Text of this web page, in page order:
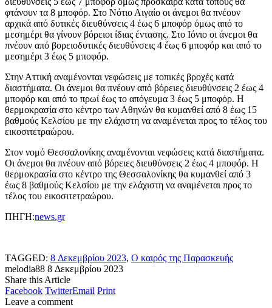
φτάνουν τα 8 μποφόρ. Στο Νότιο Αιγαίο οι άνεμοι θα πνέουν
αρχικά από δυτικές διευθύνσεις 4 έως 6 μποφόρ όμως από το
μεσημέρι θα γίνουν βόρειοι ίδιας έντασης. Στο Ιόνιο οι άνεμοι θα
πνέουν από βορειοδυτικές διευθύνσεις 4 έως 6 μποφόρ και από το
μεσημέρι 3 έως 5 μποφόρ.
Στην Αττική αναμένονται νεφώσεις με τοπικές βροχές κατά
διαστήματα. Οι άνεμοι θα πνέουν από βόρειες διευθύνσεις 2 έως 4
μποφόρ και από το πρωί έως το απόγευμα 3 έως 5 μποφόρ. Η
θερμοκρασία στο κέντρο των Αθηνών θα κυμανθεί από 8 έως 15
βαθμούς Κελσίου με την ελάχιστη να αναμένεται προς το τέλος του
εικοσιτετραώρου.
Στον νομό Θεσσαλονίκης αναμένονται νεφώσεις κατά διαστήματα.
Οι άνεμοι θα πνέουν από βόρειες διευθύνσεις 2 έως 4 μποφόρ. Η
θερμοκρασία στο κέντρο της Θεσσαλονίκης θα κυμανθεί από 3
έως 8 βαθμούς Κελσίου με την ελάχιστη να αναμένεται προς το
τέλος του εικοσιτετραώρου.
ΠΗΓΗ:news.gr
TAGGED: 8 Δεκεμβρίου 2023, Ο καιρός της Παρασκευής
melodia88 8 Δεκεμβρίου 2023
Share this Article
Facebook TwitterEmail Print
Leave a comment